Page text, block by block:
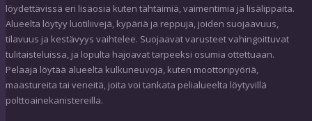
löydettävissä eri lisäosia kuten tähtäimiä, vaimentimia ja lisälippaita.
Alueelta löytyy luotiliivejä, kypäriä ja reppuja, joiden suojaavuus,
tilavuus ja kestävyys vaihtelee. Suojaavat varusteet vahingoittuvat
tulitaisteluissa, ja lopulta hajoavat tarpeeksi osumia ottettuaan.
Pelaaja löytää alueelta kulkuneuvoja, kuten moottoripyöriä,
maastureita tai veneitä, joita voi tankata pelialueelta löytyvillä
polttoainekanistereilla.